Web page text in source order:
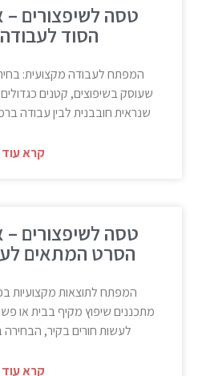
טסה לשיפצורים
הסוד
המפתח לעבודה מקצועית:
שעוסק בשיפוצים, קטנים
שנראית חובבנית לבין עבודה
קרא עוד
טסה לשיפצורים
הסרט המתאים
המפתח לתוצאות מקצועיות
מתכננים שיפוץ מקיף בבית או
לעשות חורים בקיר, הבחירה
קרא עוד